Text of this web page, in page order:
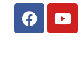
F
a
Y
o